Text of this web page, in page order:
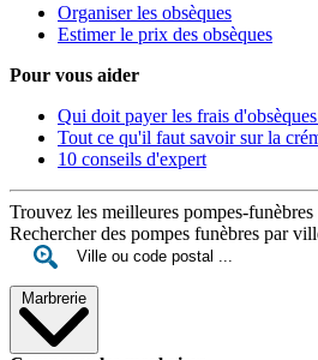
Organiser les obsèques
Estimer le prix des obsèques
Pour vous aider
Qui doit payer les frais
Tout ce qu'il faut savoir sur la
10 conseils d'expert
Trouvez les meilleures pompes-
Rechercher des pompes funèbres par
Marbrerie